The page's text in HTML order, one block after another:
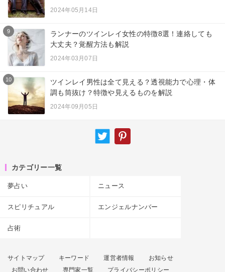
2024年05月14日
9
ランナーのツインレイ女性の特徴8選！連絡しても
大丈夫？覚醒方法も解説
2024年03月07日
10
ツインレイ男性は全て見える？透視能力で心理・体
調も筒抜け？特徴や見えるものを解説
2024年09月05日
カテゴリー一覧
夢占い ニュース
スピリチュアル エンジェルナンバー
占術
サイトマップ キーワード 運営者情報
お知らせ
お問い合わせ
専門家一覧 プライバシーポリシー